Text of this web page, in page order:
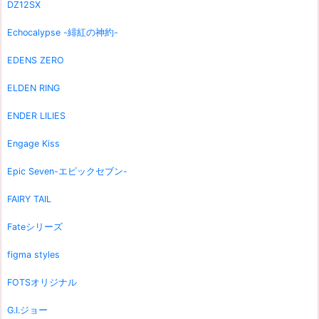
DZ12SX
Echocalypse -緋紅の神約-
EDENS ZERO
ELDEN RING
ENDER LILIES
Engage Kiss
Epic Seven-エピックセブン-
FAIRY TAIL
Fateシリーズ
figma styles
FOTSオリジナル
G.I.ジョー